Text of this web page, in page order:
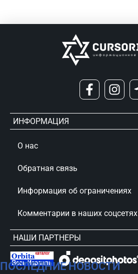
ПОСЛЕДНИЕ НОВОСТИ
ИНФОРМАЦИЯ
О нас
Обратная связь
Информация об ограничениях
Комментарии в наших соцсетях
НАШИ ПАРТНЕРЫ